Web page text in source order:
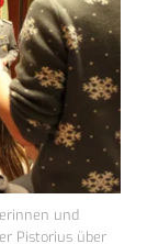
und
Pistorius über